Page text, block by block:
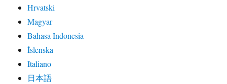
Hrvatski
Magyar
Bahasa Indonesia
Íslenska
Italiano
日本語